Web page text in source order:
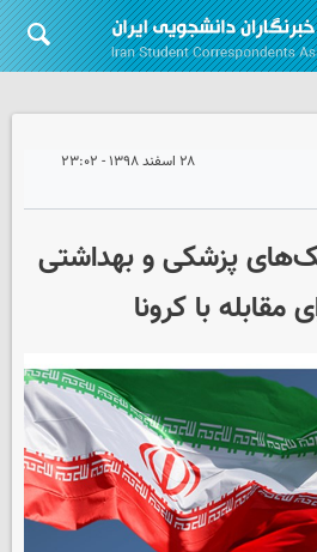
۲۸ اسفند ۱۳۹۸ - ۲۳:۰۲
پزشکی و بهداشتی
مقابله با کرونا